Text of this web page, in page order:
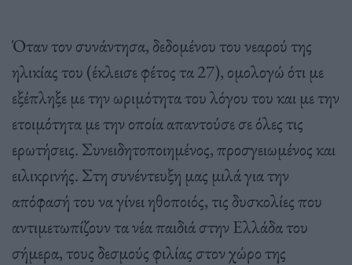
Όταν τον συνάντησα, δεδομένου του νεαρού της
ηλικίας του (έκλεισε φέτος τα 27), ομολογώ ότι με
εξέπληξε με την ωριμότητα του λόγου του και με την
ετοιμότητα με την οποία απαντούσε σε όλες τις
ερωτήσεις. Συνειδητοποιημένος, προσγειωμένος και
ειλικρινής. Στη συνέντευξη μας μιλά για την
απόφασή του να γίνει ηθοποιός, τις δυσκολίες που
αντιμετωπίζουν τα νέα παιδιά στην Ελλάδα του
σήμερα, τους δεσμούς φιλίας στον χώρο της